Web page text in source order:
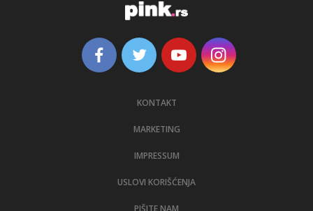
KONTAKT
MARKETING
IMPRESSUM
USLOVI KORIŠĆENJA
PIŠITE NAM